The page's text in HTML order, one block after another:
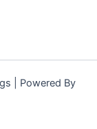
| Powered By